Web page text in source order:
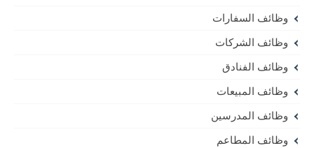
وظائف السفارات
وظائف الشركات
وظائف الفنادق
وظائف المبيعات
وظائف المدرسين
وظائف المطاعم